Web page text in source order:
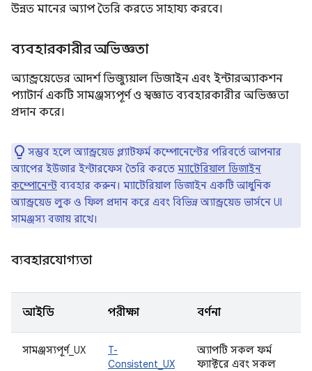
উন্নত মানের অ্যাপ তৈরি করতে সাহায্য করবে।
ব্যবহারকারীর অভিজ্ঞতা
অ্যান্ড্রয়েডের আদর্শ ভিজ্যুয়াল ডিজাইন এবং ইন্টারঅ্যাকশন
প্যাটার্ন একটি সামঞ্জস্যপূর্ণ ও স্বজ্ঞাত ব্যবহারকারীর অভিজ্ঞতা
প্রদান করে।
সম্ভব হলে অ্যান্ড্রয়েড প্ল্যাটফর্ম কম্পোনেন্টের পরিবর্তে আপনার
অ্যাপের ইউজার ইন্টারফেস তৈরি করতে ম্যাটেরিয়াল ডিজাইন
কম্পোনেন্ট ব্যবহার করুন। ম্যাটেরিয়াল ডিজাইন একটি আধুনিক
অ্যান্ড্রয়েড লুক ও ফিল প্রদান করে এবং বিভিন্ন অ্যান্ড্রয়েড ভার্সনে UI
সামঞ্জস্য বজায় রাখে।
ব্যবহারযোগ্যতা
আইডি পরীক্ষা বর্ণনা
সামঞ্জস্যপূর্ণ_UX
T-
Consistent_UX
অ্যাপটি সকল ফর্ম
ফ্যাক্টরে এবং সকল